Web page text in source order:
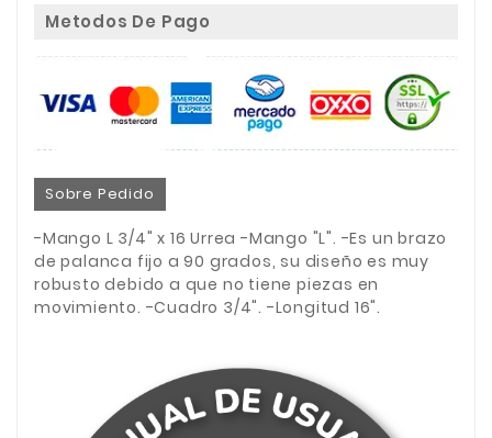
Metodos De Pago
Sobre Pedido
-Mango L 3/4" x 16 Urrea -Mango "L". -Es un brazo
de palanca fijo a 90 grados, su diseño es muy
robusto debido a que no tiene piezas en
movimiento. -Cuadro 3/4". -Longitud 16".